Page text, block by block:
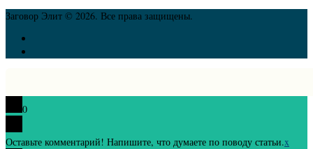
Заговор Элит © 2026. Все права защищены.
0
Оставьте комментарий! Напишите, что думаете по поводу статьи.x